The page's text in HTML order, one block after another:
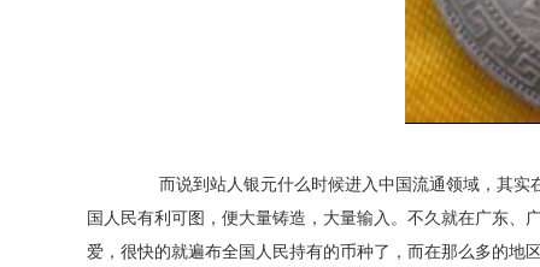
而说到站人银元什么时候进入中国流通领域，其实
国人民有利可图，便大量铸造，大量输入。不久就在广东
爱，很快的就遍布全国人民持有的币种了，而在那么多的地